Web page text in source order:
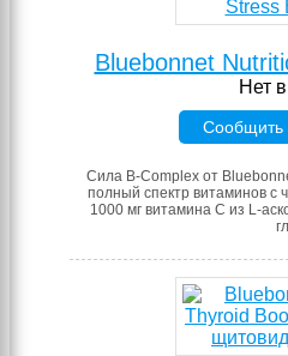
Bluebonnet
Нет
Сообщить
Сила B-Complex от
полный спектр витаминов с
1000 мг витамина C из L-